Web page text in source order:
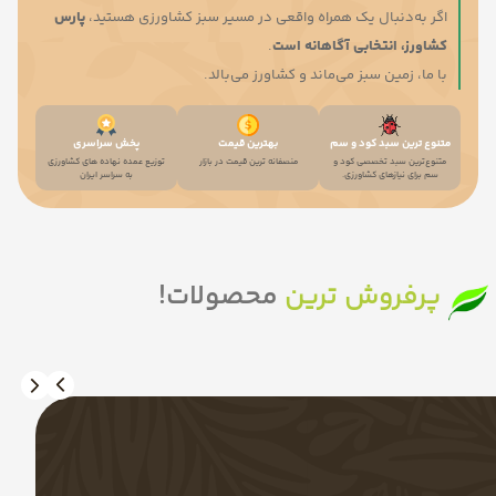
اگر به‌دنبال یک همراه واقعی در مسیر سبز کشاورزی هستید، پارس
کشاورز، انتخابی آگاهانه است.
با ما، زمین سبز می‌ماند و کشاورز می‌بالد.
متنوع ترین سبد کود و سم
متنوع‌ترین سبد تخصصی کود و
سم برای نیازهای کشاورزی.
بهترین قیمت
منصفانه ترین قیمت در بازار
پخش سراسری
توزیع عمده نهاده های کشاورزی
به سراسر ایران
پرفروش ترین محصولات!